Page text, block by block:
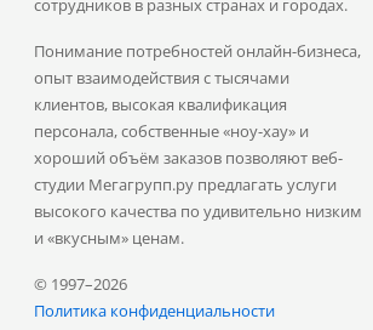
сотрудников в разных странах и городах.
Понимание потребностей онлайн-бизнеса,
опыт взаимодействия с тысячами
клиентов, высокая квалификация
персонала, собственные «ноу-хау» и
хороший объём заказов позволяют веб-
студии Мегагрупп.ру предлагать услуги
высокого качества по удивительно низким
и «вкусным» ценам.
© 1997–2026
Политика конфиденциальности